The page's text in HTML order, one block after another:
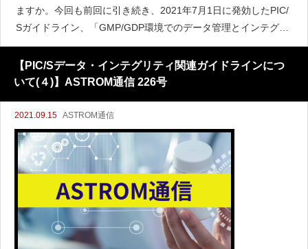
ますか。今回も前回に引き続き、2021年7月1日に発効したPIC/
Sガイドライン、「GMP/GDP環境でのデータ管理とインテグリ
ティに関する適正管理基準（PI 041-1」について見ていきたい
と思います。これまで４回にわたって取り上げ
【PIC/Sデータ・インテグリティ関連ガイドラインにつ
いて(４)】ASTROM通信 226号
2021.09.15 ASTROM通信